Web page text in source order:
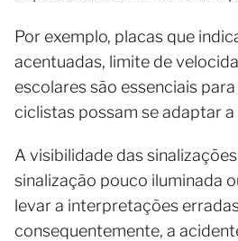
Por exemplo, placas que
acentuadas, limite de
escolares são essenciais
ciclistas possam se adaptar
A visibilidade das
sinalização pouco iluminada
levar a interpretações
consequentemente, a